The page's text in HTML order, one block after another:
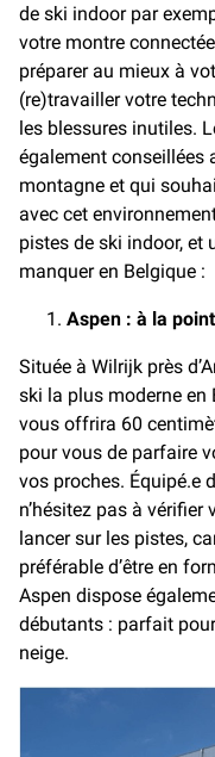
de ski indoor par
votre montre
préparer au mieux à
(re)travailler votre
les blessures inutiles.
également conseillées
montagne et qui
avec cet
pistes de ski indoor, et
manquer en Belgique :
Aspen : à la
Située à Wilrijk près
ski la plus moderne en
vous offrira 60
pour vous de parfaire
vos proches. Équipé.e
n’hésitez pas à vérifier
lancer sur les pistes,
préférable d’être en
Aspen dispose
débutants : parfait
neige.